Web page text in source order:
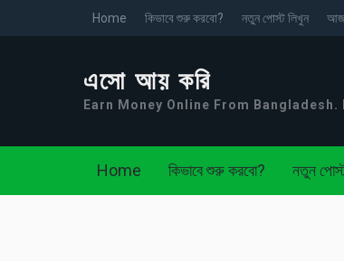
Home কিভাবে শুরু করবো? নতুন পোস্ট লিখুন আজ
এসো আয় করি
Earn Money Online From
Home কিভাবে শুরু করবো? নতুন